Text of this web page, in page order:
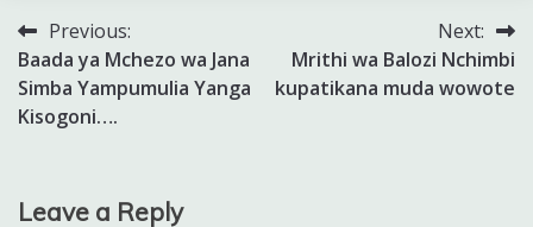
Post
navigation
Previous:
Baada ya Mchezo wa Jana
Simba Yampumulia Yanga
Kisogoni….
Next:
Mrithi wa Balozi Nchimbi
kupatikana muda wowote
Leave a Reply